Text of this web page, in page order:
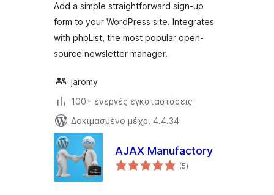
Add a simple straightforward sign-up
form to your WordPress site. Integrates
with phpList, the most popular open-
source newsletter manager.
jaromy
100+ ενεργές εγκαταστάσεις
Δοκιμασμένο μέχρι 4.4.34
AJAX Manufactory
(5αξιολογήσεις
σύνολο
)